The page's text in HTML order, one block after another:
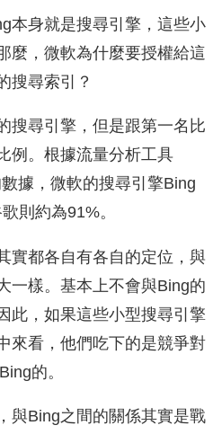
本身就是搜尋引擎，這些小
麼，微軟為什麼要授權給這
搜尋索引？
搜尋引擎，但是跟第一名比
例。根據流量分析工具
據，微軟的搜尋引擎Bing
則約為91%。
實都各自有各自的定位，與
一樣。基本上不會與Bing的
此，如果這些小型搜尋引擎
來看，他們吃下的是競爭對
的。
與Bing之間的關係其實是戰